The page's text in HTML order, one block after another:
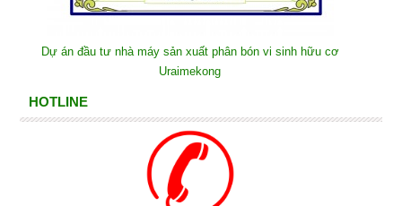
Dự án đầu tư nhà máy sản xuất phân bón vi sinh hữu cơ
Uraimekong
HOTLINE